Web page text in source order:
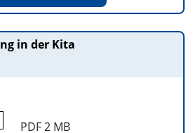
in der Kita
PDF2 MB